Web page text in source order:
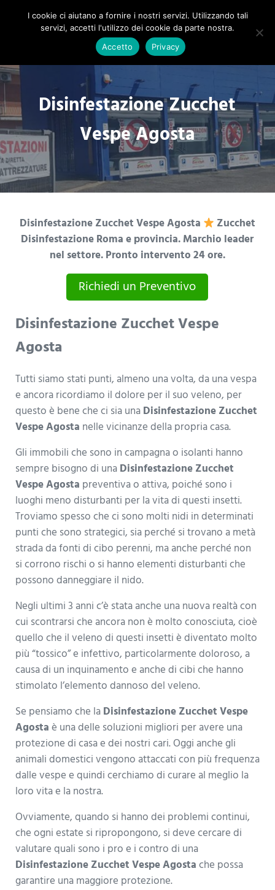
ZUCCHET ROMA
Richiedi un Preventivo! Menu Search...
Disinfestazione Zucchet
Vespe Agosta
Disinfestazione Zucchet Vespe Agosta
Zucchet
Disinfestazione Roma e provincia. Marchio leader
nel settore. Pronto intervento 24 ore.
Richiedi un Preventivo
Disinfestazione Zucchet Vespe
Agosta
Tutti siamo stati punti, almeno una volta, da una vespa
e ancora ricordiamo il dolore per il suo veleno, per
questo è bene che ci sia unaDisinfestazione Zucchet
Vespe Agosta nelle vicinanze della propria casa.
Gli immobili che sono in campagna o isolanti hanno
sempre bisogno di unaDisinfestazione Zucchet
Vespe Agosta preventiva o attiva, poiché sono i
luoghi meno disturbanti per la vita di questi insetti.
Troviamo spesso che ci sono molti nidi in determinati
punti che sono strategici, sia perché si trovano a metà
strada da fonti di cibo perenni, ma anche perché non
si corrono rischi o si hanno elementi disturbanti che
possono danneggiare il nido.
Negli ultimi 3 anni c’è stata anche una nuova realtà con
cui scontrarsi che ancora non è molto conosciuta, cioè
quello che il veleno di questi insetti è diventato molto
più “tossico” e infettivo, particolarmente doloroso, a
causa di un inquinamento e anche di cibi che hanno
stimolato l’elemento dannoso del veleno.
Se pensiamo che laDisinfestazione Zucchet Vespe
Agostaè una delle soluzioni migliori per avere una
protezione di casa e dei nostri cari. Oggi anche gli
animali domestici vengono attaccati con più frequenza
dalle vespe e quindi cerchiamo di curare al meglio la
loro vita e la nostra.
Ovviamente, quando si hanno dei problemi continui,
che ogni estate si ripropongono, si deve cercare di
valutare quali sono i pro e i contro di una
Disinfestazione Zucchet Vespe Agostache possa
garantire una maggiore protezione.
I cookie ci aiutano a fornire i nostri servizi. Utilizzando tali
servizi, accetti l'utilizzo dei cookie da parte nostra.
Accetto
Privacy